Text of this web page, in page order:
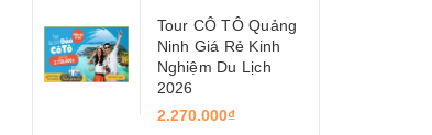
Tour CÔ TÔ Quảng
Ninh Giá Rẻ Kinh
Nghiệm Du Lịch
2026
2.270.000₫